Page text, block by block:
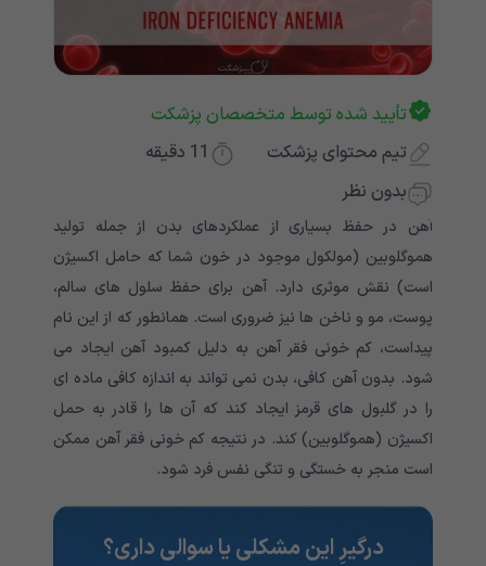
تأیید شده توسط متخصصان پزشکت
تیم محتوای پزشکت
11 دقیقه
بدون نظر
آهن در حفظ بسیاری از عملکردهای بدن از جمله تولید
هموگلوبین (مولکول موجود در خون شما که حامل اکسیژن
است) نقش موثری دارد. آهن برای حفظ سلول های سالم،
پوست، مو و ناخن ها نیز ضروری است. همانطور که از این نام
پیداست، کم خونی فقر آهن به دلیل کمبود آهن ایجاد می
شود. بدون آهن کافی، بدن نمی تواند به اندازه کافی ماده ای
را در گلبول های قرمز ایجاد کند که آن ها را قادر به حمل
اکسیژن (هموگلوبین) کند. در نتیجه کم خونی فقر آهن ممکن
است منجر به خستگی و تنگی نفس فرد شود.
درگیرِ این مشکلی یا سوالی داری؟